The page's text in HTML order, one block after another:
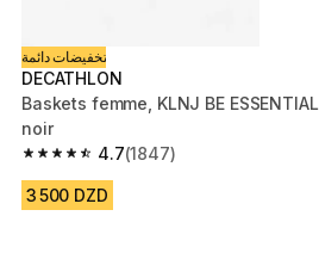
تخفيضات دائمة
DECATHLON
Baskets femme, KLNJ BE ESSENTIAL
noir
4.7
4.7 out of 5 stars from 1847 reviews
(1847)
3 500 DZD